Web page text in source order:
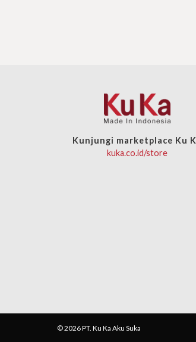
Kunjungi marketplace Ku
kuka.co.id/store
© 2026 PT. Ku Ka Aku Suka